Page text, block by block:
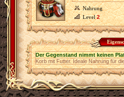
Nahrung
Level2
Der Gegenstand nimmt keinen
Korb mit Futter. Ideale Nahrung für